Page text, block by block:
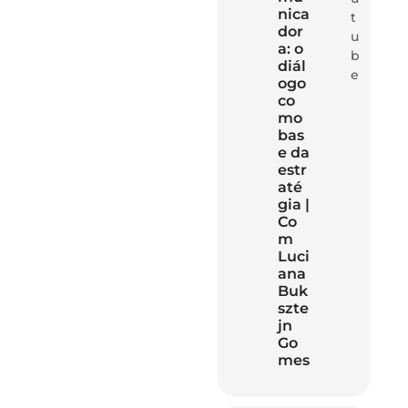
nica
dor
a: o
diál
ogo
co
mo
bas
e da
estr
até
gia |
Co
m
Luci
ana
Buk
szte
jn
Go
mes
t
u
b
e